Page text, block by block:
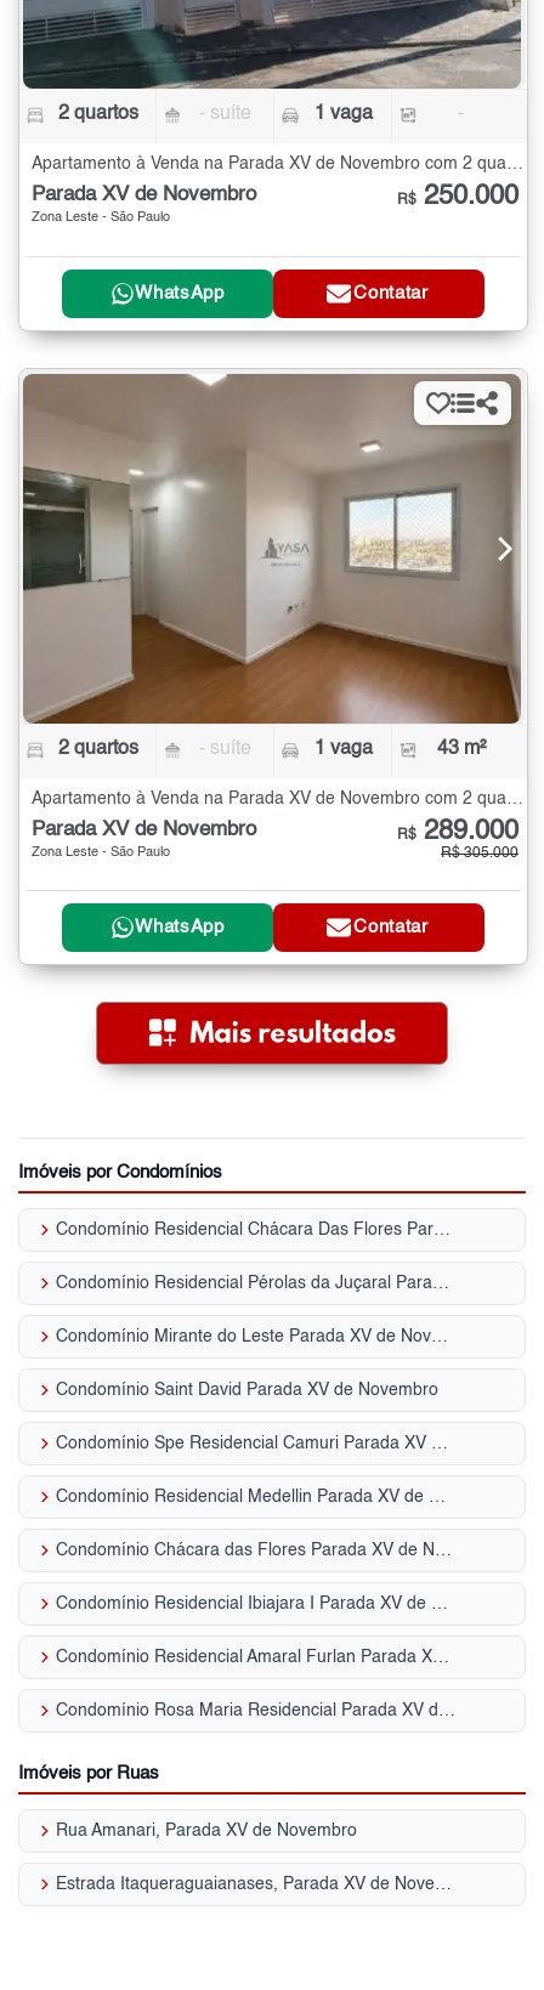
2 quartos - suíte 1 vaga -
Apartamento à Venda na Parada XV de Novembro com 2 quartos
Parada XV de Novembro
Zona Leste - São Paulo
R$ 250.000
WhatsApp Contatar
2 quartos - suíte 1 vaga 43 m²
Parada XV de Novembro
Zona Leste - São Paulo
R$ 289.000
R$ 305.000
WhatsApp Contatar
Imóveis por Condomínios
keyboard_arrow_right Condomínio Residencial Chácara Das Flores Parada XV de Novembro
keyboard_arrow_right Condomínio Residencial Pérolas da Juçaral Parada XV de Novembro
keyboard_arrow_right Condomínio Mirante do Leste Parada XV de Novembro
keyboard_arrow_right Condomínio Saint David Parada XV de Novembro
keyboard_arrow_right Condomínio Spe Residencial Camuri Parada XV de Novembro
keyboard_arrow_right Condomínio Residencial Medellin Parada XV de Novembro
keyboard_arrow_right Condomínio Chácara das Flores Parada XV de Novembro
keyboard_arrow_right Condomínio Residencial Ibiajara I Parada XV de Novembro
keyboard_arrow_right Condomínio Residencial Amaral Furlan Parada XV de Novembro
keyboard_arrow_right Condomínio Rosa Maria Residencial Parada XV de Novembro
Imóveis por Ruas
keyboard_arrow_right Rua Amanari, Parada XV de Novembro
keyboard_arrow_right Estrada Itaqueraguaianases, Parada XV de Novembro